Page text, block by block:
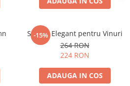
-15%
Suport Elegant pentru Vinuri
264 RON
224 RON
ADAUGA IN COS